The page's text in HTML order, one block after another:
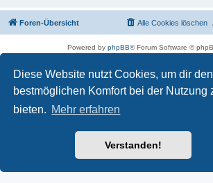
Diese Website nutzt Cookies, um dir den
bestmöglichen Komfort bei der Nutzung
bieten. Mehr erfahren
Verstanden!
Foren-Übersicht Alle Cookies löschen
Powered by phpBB® Forum Software ©
Datenschutz|Nutzungsbedingungen